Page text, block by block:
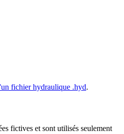
fichier hydraulique .hyd.
fictives et sont utilisés seulement